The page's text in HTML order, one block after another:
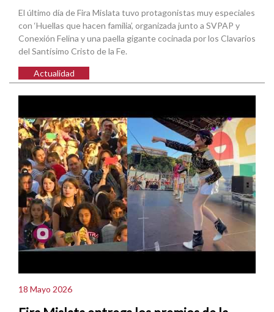
El último día de Fira Mislata tuvo protagonistas muy especiales
con ‘Huellas que hacen familia’, organizada junto a SVPAP y
Conexión Felina y una paella gigante cocinada por los Clavarios
del Santísimo Cristo de la Fe.
Actualidad
18 Mayo 2026